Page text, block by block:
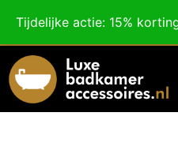
Tijdelijke actie: 15%
Voor 18:00 besteld, morgen in huis!